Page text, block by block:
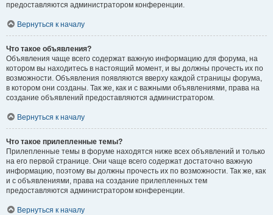
предоставляются администратором конференции.
Вернуться к началу
Что такое объявления?
Объявления чаще всего содержат важную информацию для форума, на
котором вы находитесь в настоящий момент, и вы должны прочесть их по
возможности. Объявления появляются вверху каждой страницы форума,
в котором они созданы. Так же, как и с важными объявлениями, права на
создание объявлений предоставляются администратором.
Вернуться к началу
Что такое прилепленные темы?
Прилепленные темы в форуме находятся ниже всех объявлений и только
на его первой странице. Они чаще всего содержат достаточно важную
информацию, поэтому вы должны прочесть их по возможности. Так же, как
и с объявлениями, права на создание прилепленных тем
предоставляются администратором конференции.
Вернуться к началу